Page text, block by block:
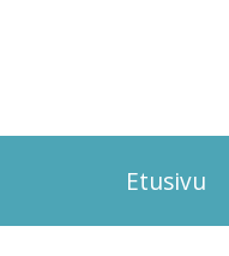
Etusivu